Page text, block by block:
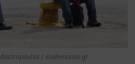
/ eudemonia.gr